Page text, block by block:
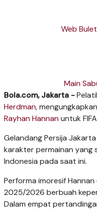
Web
Main
Bola.com, Jakarta -
Herdman,
Rayhan Hannanuntuk
Gelandang Persija
karakter permainan yang
Indonesia pada saat ini.
Performa imoresif Hannan
2025/2026 berbuah
Dalam empat